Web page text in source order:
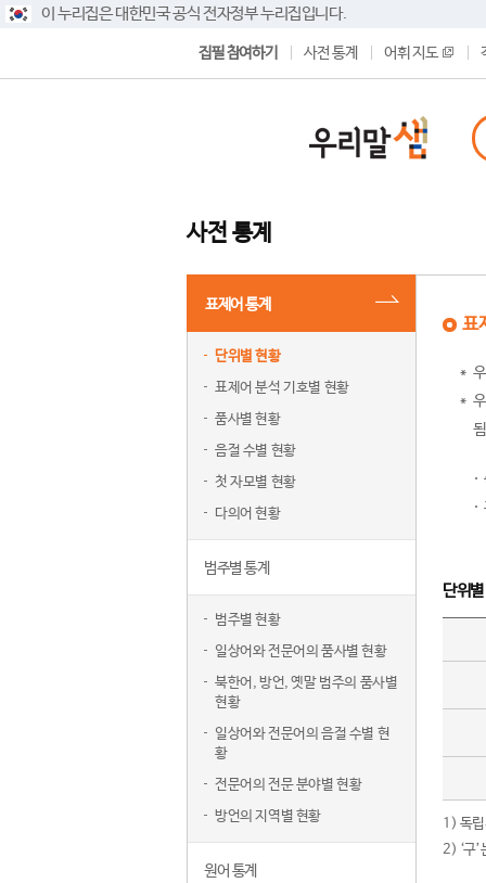
이 누리집은 대한민국 공식 전자정부 누리집입니다.
집필 참여하기 사전 통계 어휘 지도
사전 통계
표제어 통계
단위별 현황
표제어 분석 기호별 현황
품사별 현황
음절 수별 현황
첫 자모별 현황
다의어 현황
범주별 통계
범주별 현황
일상어와 전문어의 품사별 현황
북한어, 방언, 옛말 범주의 품사별
현황
일상어와 전문어의 음절 수별 현
황
전문어의 전문 분야별 현황
방언의 지역별 현황
원어 통계
표
단위
1) 독립
2) ‘구